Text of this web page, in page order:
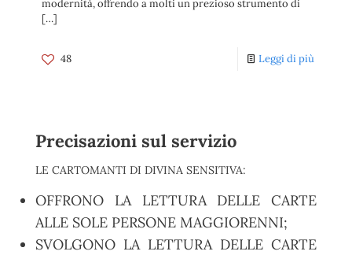
modernità, offrendo a molti un prezioso strumento di
[…]
48 Leggi di più
Precisazioni sul servizio
LE CARTOMANTI DI DIVINA SENSITIVA:
OFFRONO LA LETTURA DELLE CARTE
ALLE SOLE PERSONE MAGGIORENNI;
SVOLGONO LA LETTURA DELLE CARTE